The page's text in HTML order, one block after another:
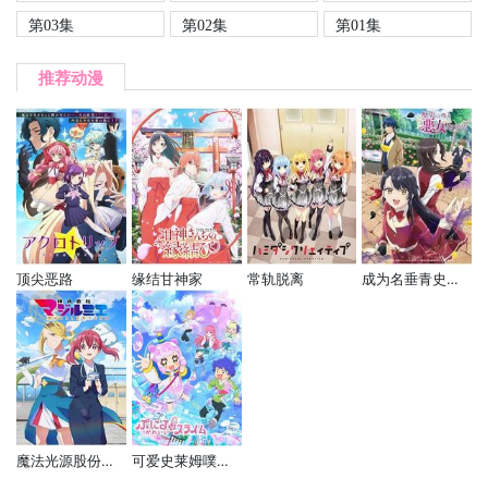
第03集
第02集 第01集
推荐动漫
顶尖恶路 缘结甘神家 常轨脱离 成为名垂青史的恶役千金吧！
魔法光源股份有限公司 可爱史莱姆噗尼露